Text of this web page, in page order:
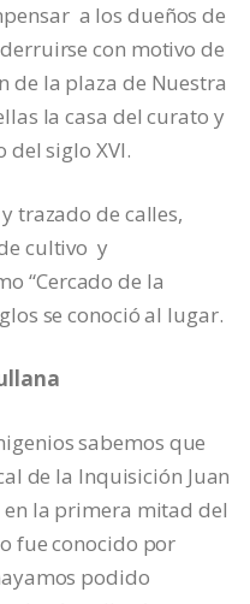
a los dueños de
con motivo de
de la plaza de Nuestra
la casa del curato y
del siglo XVI.
trazado de calles,
cultivo y
“Cercado de la
se conoció al lugar.
sabemos que
de la Inquisición Juan
la primera mitad del
fue conocido por
podido